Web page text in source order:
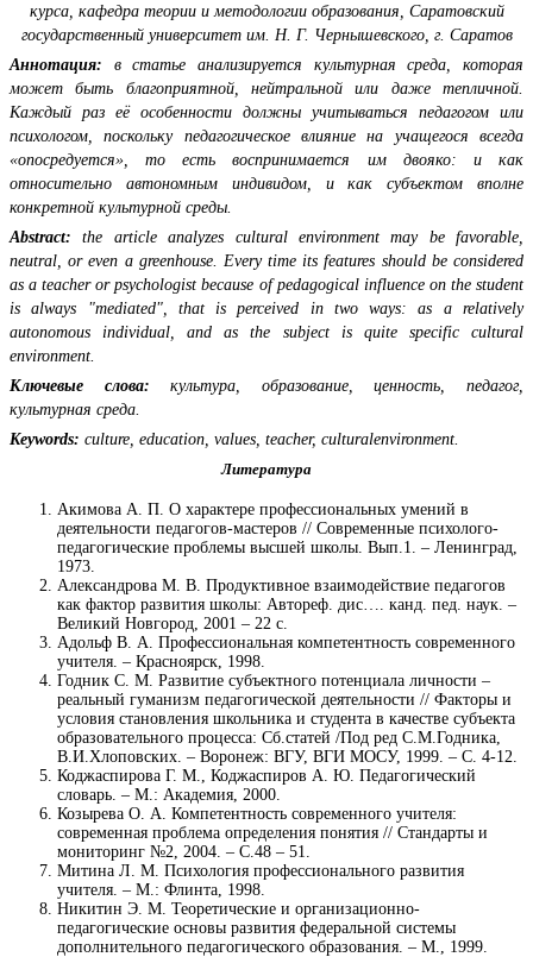
курса, кафедра теории и методологии образования, Саратовский
государственный университет им. Н. Г. Чернышевского, г. Саратов
Аннотация: в статье анализируется культурная среда, которая
может быть благоприятной, нейтральной или даже тепличной.
Каждый раз её особенности должны учитываться педагогом или
психологом, поскольку педагогическое влияние на учащегося всегда
«опосредуется», то есть воспринимается им двояко: и как
относительно автономным индивидом, и как субъектом вполне
конкретной культурной среды.
Abstract: the article analyzes cultural environment may be favorable,
neutral, or even a greenhouse. Every time its features should be considered
as a teacher or psychologist because of pedagogical influence on the student
is always "mediated", that is perceived in two ways: as a relatively
аutonomous individual, and as the subject is quite specific cultural
environment.
Ключевые слова: культура, образование, ценность, педагог,
культурная среда.
Keywords: culture, education, values, teacher, culturalenvironment.
Литература
Акимова А. П. О характере профессиональных умений в
деятельности педагогов-мастеров // Современные психолого-
педагогические проблемы высшей школы. Вып.1. – Ленинград,
1973.
Александрова М. В. Продуктивное взаимодействие педагогов
как фактор развития школы: Автореф. дис…. канд. пед. наук. –
Великий Новгород, 2001 – 22 с.
Адольф В. А. Профессиональная компетентность современного
учителя. – Красноярск, 1998.
Годник С. М. Развитие субъектного потенциала личности –
реальный гуманизм педагогической деятельности // Факторы и
условия становления школьника и студента в качестве субъекта
образовательного процесса: Сб.статей /Под ред С.М.Годника,
В.И.Хлоповских. – Воронеж: ВГУ, ВГИ МОСУ, 1999. – С. 4-12.
Коджаспирова Г. М., Коджаспиров А. Ю. Педагогический
словарь. – М.: Академия, 2000.
Козырева О. А. Компетентность современного учителя:
современная проблема определения понятия // Стандарты и
мониторинг №2, 2004. – С.48 – 51.
Митина Л. М. Психология профессионального развития
учителя. – М.: Флинта, 1998.
Никитин Э. М. Теоретические и организационно-
педагогические основы развития федеральной системы
дополнительного педагогического образования. – М., 1999.